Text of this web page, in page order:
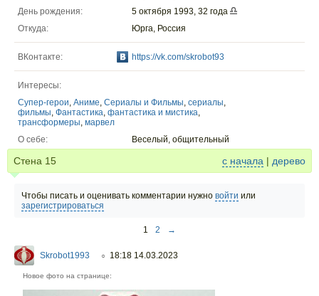
День рождения:
5 октября 1993, 32 года
Откуда:
Юрга, Россия
ВКонтакте: https://vk.com/skrobot93
Интересы:
Супер-герои, Аниме, Сериалы и Фильмы, сериалы,
фильмы, Фантастика, фантастика и мистика,
трансформеры, марвел
О себе:
Веселый, общительный
Стена 15 с начала | дерево
Чтобы писать и оценивать комментарии нужно войти или
зарегистрироваться
1 2 →
Skrobot1993 ○ 18:18 14.03.2023
Новое фото на странице: